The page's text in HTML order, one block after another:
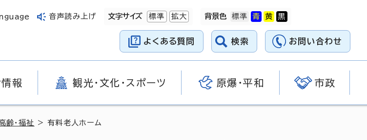
音声読み上げ 文字サイズ 標準 拡大 背景色
よくある質問 検索 お問い合わせ
報 観光・文化・スポーツ 原爆・平和 市政
齢・福祉 > 有料老人ホーム